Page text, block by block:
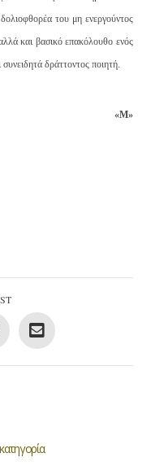
του μη ενεργούντος
και βασικό επακόλουθο ενός
δράττοντος ποιητή.
«Μ»